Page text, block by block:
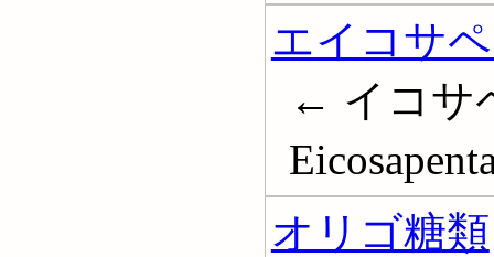
エイコサ
← イコサ
オリゴ糖類